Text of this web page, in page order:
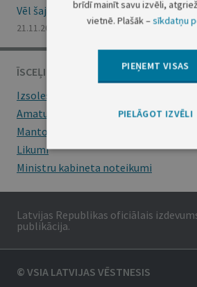
Vēl šajā numurā
21.11.2002., Nr. 170
ĪSCEĻI
Izsoles
Amatu konkursi
Mantojumu ziņas
Likumi
Ministru kabineta noteikumi
Latvijas Republikas oficiālais
publikācija.
© VSIA LATVIJAS VĒSTNESIS
brīdī mainīt savu izvēli,
vietnē. Plašāk –sīkdatņu
PIEŅEMT VISAS
PIELĀGOT IZVĒLI